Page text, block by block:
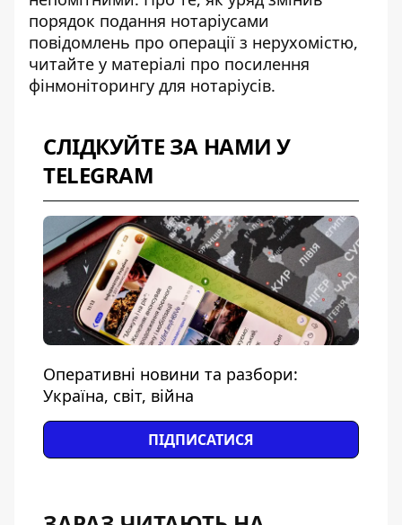
порядок подання нотаріусами
повідомлень про операції з нерухомістю,
читайте у матеріалі про посилення
фінмоніторингу для нотаріусів.
СЛІДКУЙТЕ ЗА НАМИ У
TELEGRAM
Оперативні новини та разбори:
Україна, світ, війна
ПІДПИСАТИСЯ